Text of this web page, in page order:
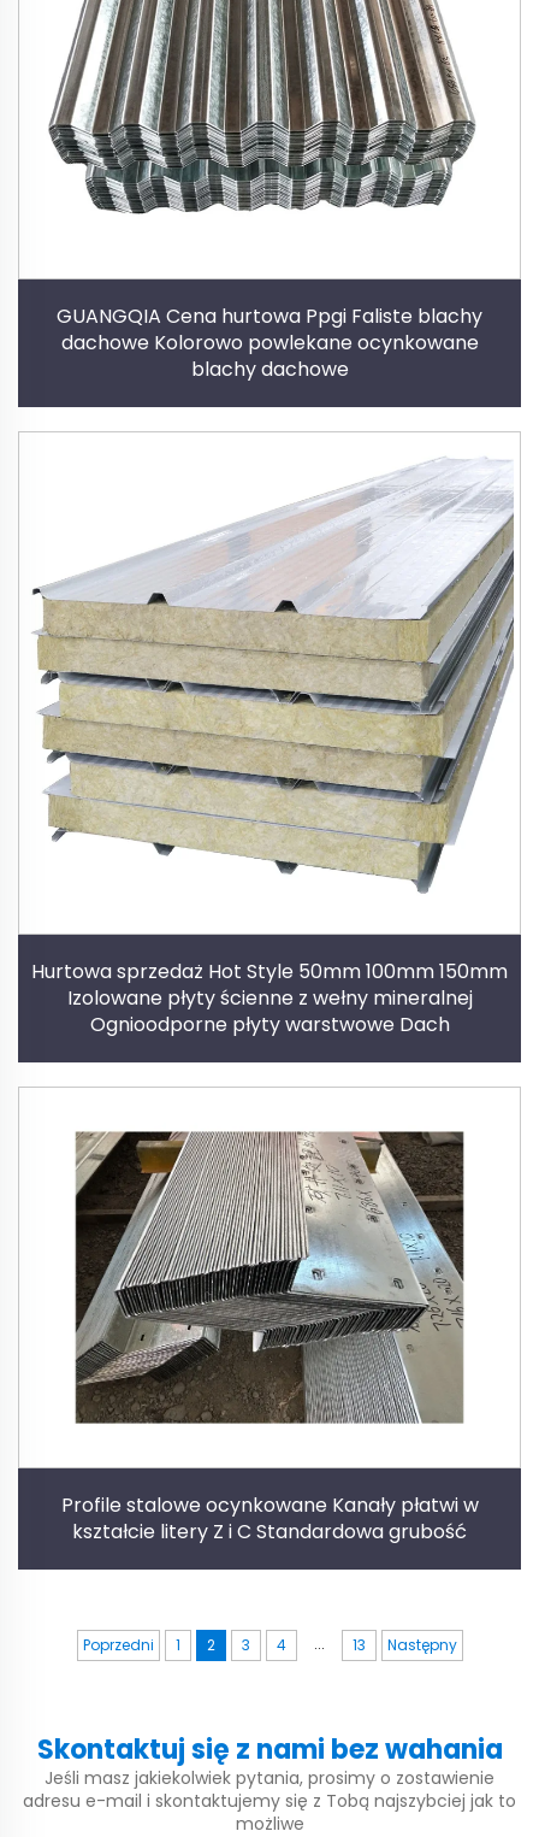
GUANGQIA Cena hurtowa Ppgi Faliste blachy
dachowe Kolorowo powlekane ocynkowane
blachy dachowe
Hurtowa sprzedaż Hot Style 50mm 100mm 150mm
Izolowane płyty ścienne z wełny mineralnej
Ognioodporne płyty warstwowe Dach
Profile stalowe ocynkowane Kanały płatwi w
kształcie litery Z i C Standardowa grubość
Poprzedni 1 2 3 4 ... 13 Następny
Skontaktuj się z nami bez wahania
Jeśli masz jakiekolwiek pytania, prosimy o zostawienie
adresu e-mail i skontaktujemy się z Tobą najszybciej jak to
możliwe